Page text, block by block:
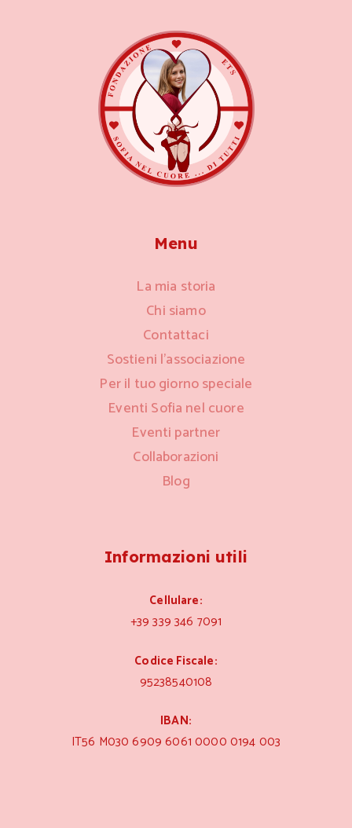
Menu
La mia storia
Chi siamo
Contattaci
Sostieni l’associazione
Per il tuo giorno speciale
Eventi Sofia nel cuore
Eventi partner
Collaborazioni
Blog
Informazioni utili
Cellulare:
+39 339 346 7091
Codice Fiscale:
95238540108
IBAN:
IT56 M030 6909 6061 0000 0194 003